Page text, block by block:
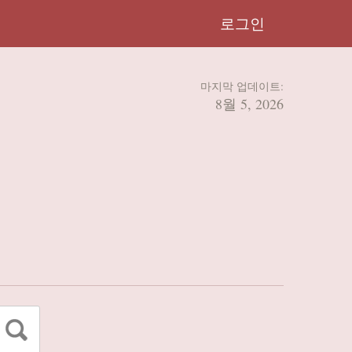
로그인
마지막 업데이트:
8월 5, 2026